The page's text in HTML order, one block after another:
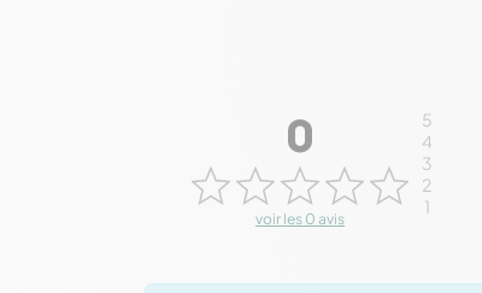
0
voir les 0 avis
5
4
3
2
1